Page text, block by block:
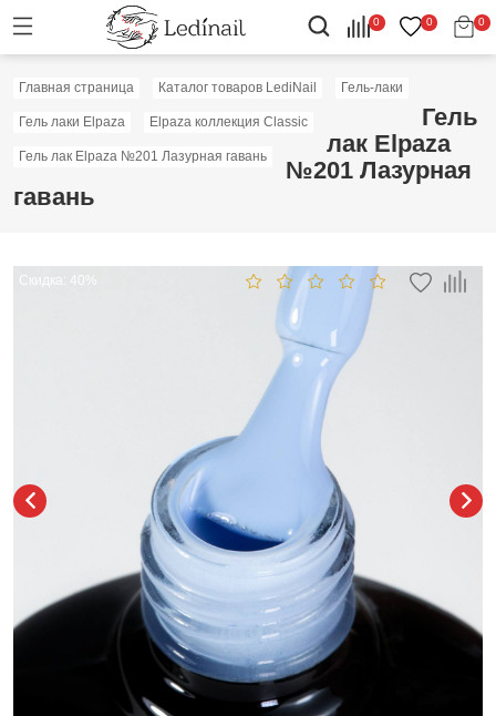
0 0 0
Главная страница Каталог товаров LediNail Гель-лаки
Гель лаки Elpaza Elpaza коллекция Classic
Гель лак Elpaza №201 Лазурная гавань
Гель
лак Elpaza
№201 Лазурная
гавань
Скидка: 40%